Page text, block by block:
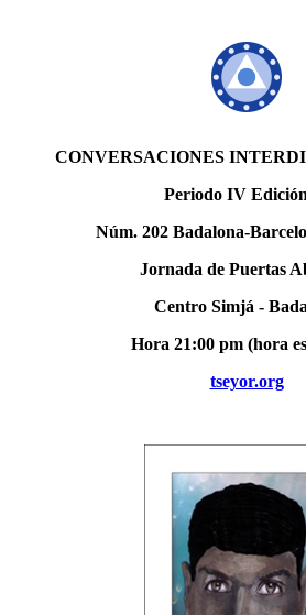
CONVERSACIONES
Periodo IV
Núm. 202 Badalona-
Jornada de Puertas
Centro Simjá -
Hora 21:00 pm (hora
tseyor.org